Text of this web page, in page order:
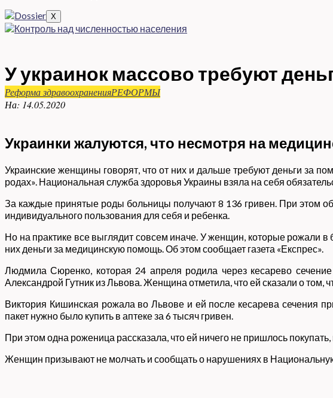
X
У украинок массово требуют
Реформа здравоохраненияРЕФОРМЫ
На: 14.05.2020
Украинки жалуются, что несмотря на
Украинские женщины говорят, что от них и дальше требуют деньги за
родах». Национальная служба здоровья Украины взяла на себя
За каждые принятые роды больницы получают 8 136 гривен. При этом
индивидуального пользования для себя и ребенка.
Но на практике все выглядит совсем иначе. У женщин, которые рожали
них деньги за медицинскую помощь. Об этом сообщает газета «Експрес».
Людмила Сюренко, которая 24 апреля родила через кесарево
Александрой Гутник из Львова. Женщина отметила, что ей сказали о
Виктория Кишинская рожала во Львове и ей после кесарева сечения
пакет нужно было купить в аптеке за 6 тысяч гривен.
При этом одна роженица рассказала, что ей ничего не пришлось
Женщин призывают не молчать и сообщать о нарушениях в